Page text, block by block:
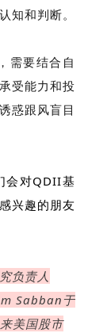
知和判断。
需要结合自
受能力和投
惑跟风盲目
会对QDII基
兴趣的朋友
负责人
Sabban于
美国股市